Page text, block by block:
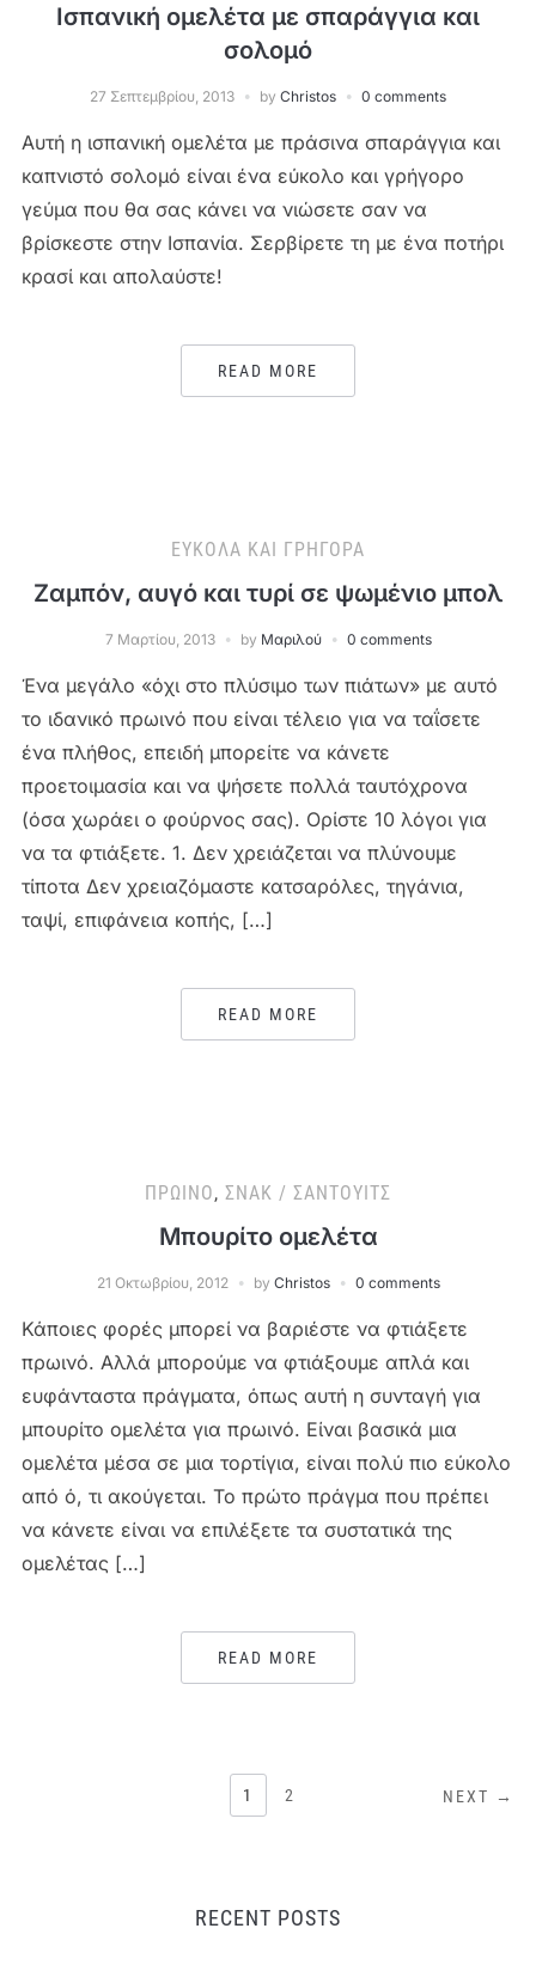
Ισπανική ομελέτα με σπαράγγια και
σολομό
27 Σεπτεμβρίου, 2013 by Christos 0 comments
Αυτή η ισπανική ομελέτα με πράσινα σπαράγγια και
καπνιστό σολομό είναι ένα εύκολο και γρήγορο
γεύμα που θα σας κάνει να νιώσετε σαν να
βρίσκεστε στην Ισπανία. Σερβίρετε τη με ένα ποτήρι
κρασί και απολαύστε!
READ MORE
ΕΎΚΟΛΑ ΚΑΙ ΓΡΉΓΟΡΑ
Ζαμπόν, αυγό και τυρί σε ψωμένιο μπολ
7 Μαρτίου, 2013 by Μαριλού 0 comments
Ένα μεγάλο «όχι στο πλύσιμο των πιάτων» με αυτό
το ιδανικό πρωινό που είναι τέλειο για να ταΐσετε
ένα πλήθος, επειδή μπορείτε να κάνετε
προετοιμασία και να ψήσετε πολλά ταυτόχρονα
(όσα χωράει ο φούρνος σας). Ορίστε 10 λόγοι για
να τα φτιάξετε. 1. Δεν χρειάζεται να πλύνουμε
τίποτα Δεν χρειαζόμαστε κατσαρόλες, τηγάνια,
ταψί, επιφάνεια κοπής, […]
READ MORE
ΠΡΩΙΝΌ, ΣΝΑΚ / ΣΆΝΤΟΥΙΤΣ
Μπουρίτο ομελέτα
21 Οκτωβρίου, 2012 by Christos 0 comments
Κάποιες φορές μπορεί να βαριέστε να φτιάξετε
πρωινό. Αλλά μπορούμε να φτιάξουμε απλά και
ευφάνταστα πράγματα, όπως αυτή η συνταγή για
μπουρίτο ομελέτα για πρωινό. Είναι βασικά μια
ομελέτα μέσα σε μια τορτίγια, είναι πολύ πιο εύκολο
από ό, τι ακούγεται. Το πρώτο πράγμα που πρέπει
να κάνετε είναι να επιλέξετε τα συστατικά της
ομελέτας […]
READ MORE
ΣΕΛΙΔΟΠΟΊΗΣΗ1 2 NEXT →
RECENT POSTS